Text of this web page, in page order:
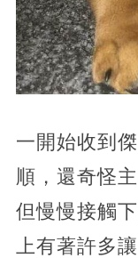
一開始收到
順，還奇怪
但慢慢接觸
上有著許多